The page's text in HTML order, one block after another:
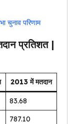
चुनाव परिणाम
प्रतिशत |
2013 में मतदान
83.68
787.10